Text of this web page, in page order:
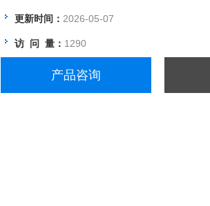
更新时间： 2026-05-07
访 问 量： 1290
产品咨询